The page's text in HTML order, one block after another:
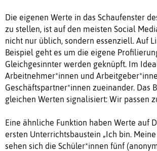
Die eigenen Werte in das Schaufenster
zu stellen, ist auf den meisten Social
nicht nur üblich, sondern essenziell. Auf
Beispiel geht es um die eigene
Gleichgesinnter werden geknüpft. Im
Arbeitnehmer*innen und
Geschäftspartner*innen zueinander. Das
gleichen Werten signalisiert: Wir passen
Eine ähnliche Funktion haben Werte auf
ersten Unterrichtsbaustein „Ich bin. Meine
sehen sich die Schüler*innen fünf